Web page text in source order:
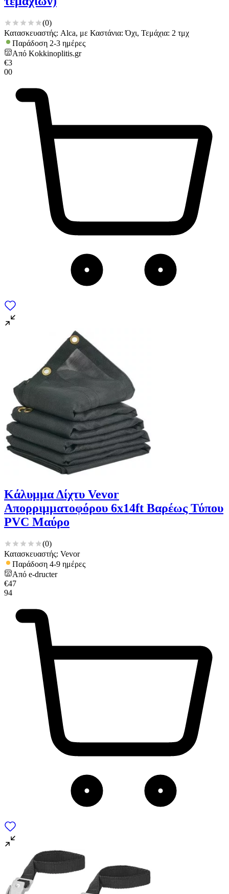
(0)
Κατασκευαστής: Alca, με Καστάνια: Όχι, Τεμάχια: 2 τμχ
Παράδοση 2-3 ημέρες
Από Kokkinoplitis.gr
€3
00
Κάλυμμα Δίχτυ Vevor
Απορριμματοφόρου 6x14ft Βαρέως Τύπου
PVC Μαύρο
(0)
Κατασκευαστής: Vevor
Παράδοση 4-9 ημέρες
Από e-dructer
€47
94